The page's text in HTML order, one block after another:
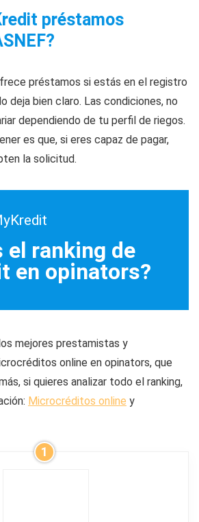
préstamos
préstamos si estás en el registro
deja bien claro. Las condiciones, no
dependiendo de tu perfil de riegos.
es que, si eres capaz de pagar,
la solicitud.
el ranking de
en opinators?
mejores prestamistas y
online en opinators, que
si quieres analizar todo el ranking,
Microcréditos online y
1